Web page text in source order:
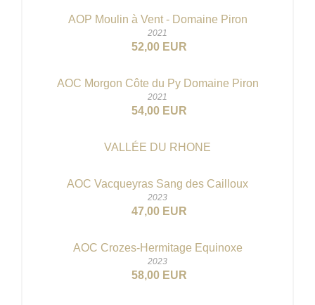
AOP Moulin à Vent - Domaine Piron
2021
52,00 EUR
AOC Morgon Côte du Py Domaine Piron
2021
54,00 EUR
VALLÉE DU RHONE
AOC Vacqueyras Sang des Cailloux
2023
47,00 EUR
AOC Crozes-Hermitage Equinoxe
2023
58,00 EUR